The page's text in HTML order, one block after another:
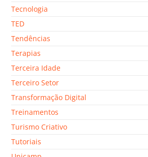
Tecnologia
TED
Tendências
Terapias
Terceira Idade
Terceiro Setor
Transformação Digital
Treinamentos
Turismo Criativo
Tutoriais